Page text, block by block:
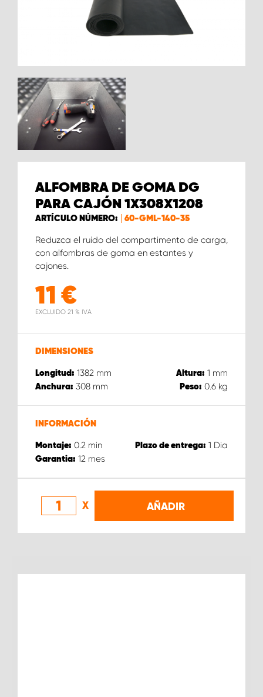
ALFOMBRA DE GOMA DG
PARA CAJÓN 1X308X1208
ARTÍCULO NÚMERO: 60-GML-140-35
Reduzca el ruido del compartimento de carga,
con alfombras de goma en estantes y
cajones.
11 €
EXCLUIDO 21 % IVA
DIMENSIONES
Longitud: 1382 mm Altura: 1 mm
Anchura: 308 mm Peso: 0.6 kg
INFORMACIÓN
Montaje: 0.2 min Plazo de entrega: 1 Dia
Garantia: 12 mes
X AÑADIR